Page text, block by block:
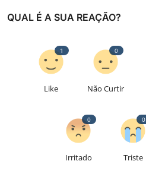
QUAL É A SUA REAÇÃO?
Like
1
Não Curtir
0
Irritado
0
Triste
0